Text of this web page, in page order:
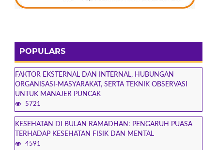
POPULARS
FAKTOR EKSTERNAL DAN INTERNAL, HUBUNGAN
ORGANISASI-MASYARAKAT, SERTA TEKNIK OBSERVASI
UNTUK MANAJER PUNCAK
5721
KESEHATAN DI BULAN RAMADHAN: PENGARUH PUASA
TERHADAP KESEHATAN FISIK DAN MENTAL
4591